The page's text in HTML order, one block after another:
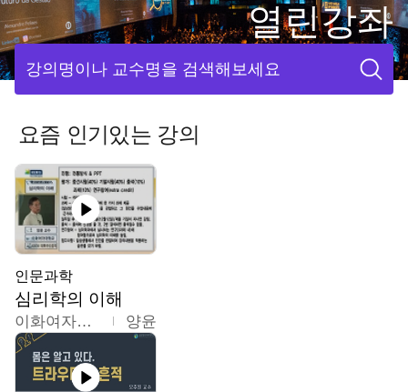
열린강좌
강의명이나 교수명을 검색해보세요
요즘 인기있는 강의
인문과학
심리학의 이해
이화여자대학교 양윤